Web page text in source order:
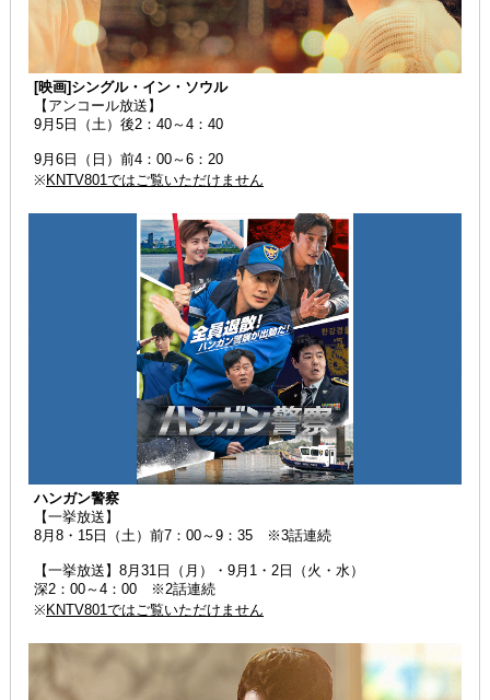
[映画]シングル・イン・ソウル
【アンコール放送】
9月5日（土）後2：40～4：40
9月6日（日）前4：00～6：20
※KNTV801ではご覧いただけません
ハンガン警察
【一挙放送】
8月8・15日（土）前7：00～9：35 ※3話連続
【一挙放送】8月31日（月）・9月1・2日（火・水）
深2：00～4：00 ※2話連続
※KNTV801ではご覧いただけません